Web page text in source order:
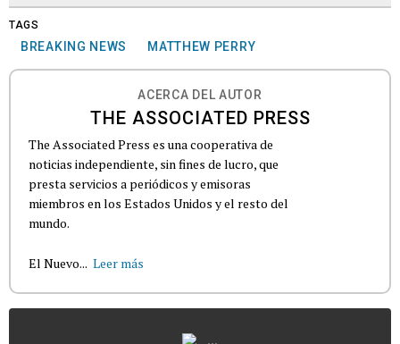
TAGS
BREAKING NEWS MATTHEW PERRY
ACERCA DEL AUTOR
THE ASSOCIATED PRESS
The Associated Press es una cooperativa de
noticias independiente, sin fines de lucro, que
presta servicios a periódicos y emisoras
miembros en los Estados Unidos y el resto del
mundo.
El Nuevo... Leer más
...